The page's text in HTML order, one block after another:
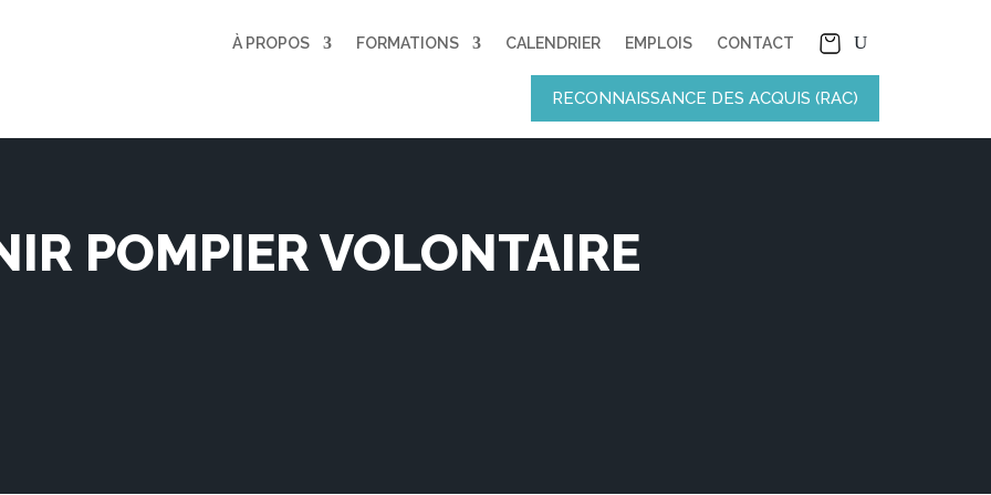
À PROPOS FORMATIONS CALENDRIER EMPLOIS CONTACT
RECONNAISSANCE DES ACQUIS (RAC)
POMPIER VOLONTAIRE